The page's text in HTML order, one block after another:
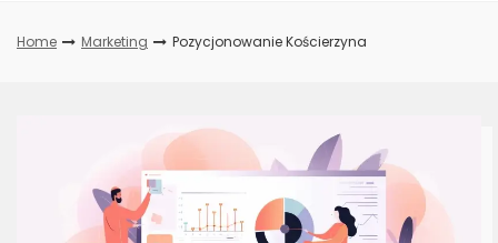
Home Marketing Pozycjonowanie Kościerzyna